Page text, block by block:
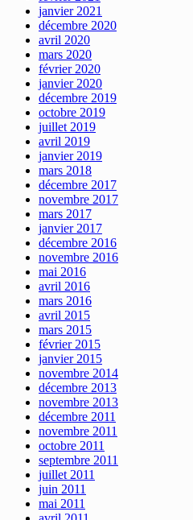
janvier 2021
décembre 2020
avril 2020
mars 2020
février 2020
janvier 2020
décembre 2019
octobre 2019
juillet 2019
avril 2019
janvier 2019
mars 2018
décembre 2017
novembre 2017
mars 2017
janvier 2017
décembre 2016
novembre 2016
mai 2016
avril 2016
mars 2016
avril 2015
mars 2015
février 2015
janvier 2015
novembre 2014
décembre 2013
novembre 2013
décembre 2011
novembre 2011
octobre 2011
septembre 2011
juillet 2011
juin 2011
mai 2011